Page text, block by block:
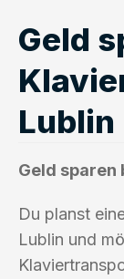
Geld
Lublin
Geld sparen
Du planst
Lublin und